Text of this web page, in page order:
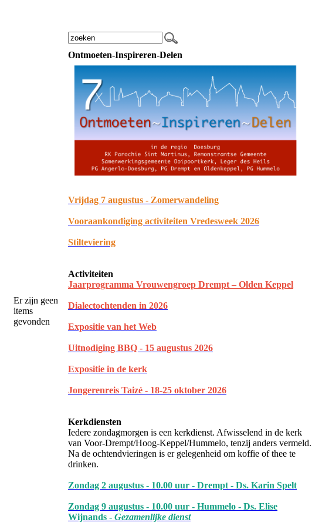
Er zijn geen
items
gevonden
Ontmoeten-Inspireren-Delen
Vrijdag 7 augustus - Zomerwandeling
Vooraankondiging activiteiten Vredesweek 2026
Stilteviering
Activiteiten
Jaarprogramma Vrouwengroep Drempt – Olden Keppel
Dialectochtenden in 2026
Expositie van het Web
Uitnodiging BBQ - 15 augustus 2026
Expositie in de kerk
Jongerenreis Taizé - 18-25 oktober 2026
Kerkdiensten
Iedere zondagmorgen is een kerkdienst. Afwisselend in de kerk
van Voor-Drempt/Hoog-Keppel/Hummelo, tenzij anders vermeld.
Na de ochtendvieringen is er gelegenheid om koffie of thee te
drinken.
Zondag 2 augustus - 10.00 uur - Drempt - Ds. Karin Spelt
Zondag 9 augustus - 10.00 uur - Hummelo - Ds. Elise
Wijnands - Gezamenlijke dienst